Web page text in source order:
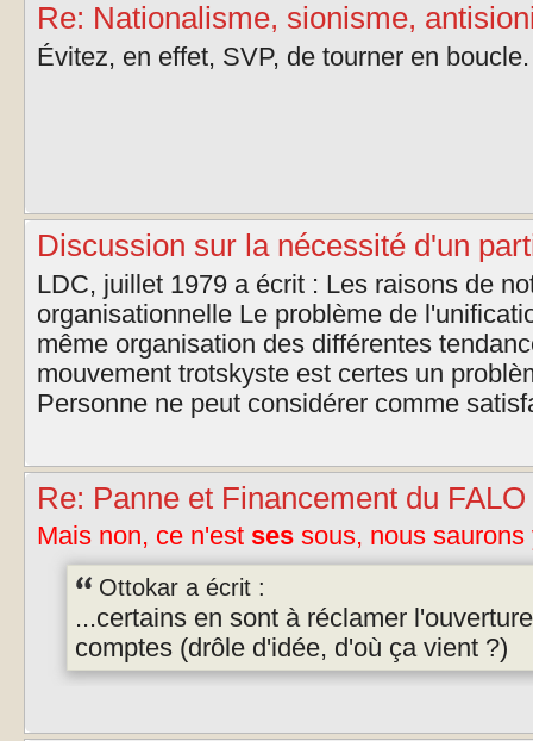
Re: Nationalisme, sionisme,
Évitez, en effet, SVP, de tourner en boucle.
Discussion sur la nécessité d'un
LDC, juillet 1979 a écrit : Les raisons de
organisationnelle Le problème de
même organisation des différentes
mouvement trotskyste est certes un
Personne ne peut considérer comme
Re: Panne et Financement du FALO
Mais non, ce n'est ses sous, nous
Ottokar a écrit :
...certains en sont à réclamer
comptes (drôle d'idée, d'où ça vient ?)